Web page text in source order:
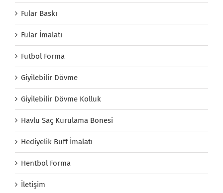
Fular Baskı
Fular İmalatı
Futbol Forma
Giyilebilir Dövme
Giyilebilir Dövme Kolluk
Havlu Saç Kurulama Bonesi
Hediyelik Buff İmalatı
Hentbol Forma
İletişim